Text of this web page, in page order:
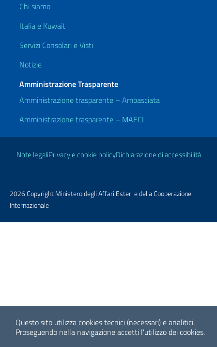
Questo sito utilizza cookies tecnici (necessari) e analitici.
Proseguendo nella navigazione accetti l'utilizzo dei cookies.
Chi siamo
Italia e Kuwait
Servizi Consolari e Visti
Notizie
Amministrazione Trasparente
Amministrazione trasparente – Ambasciata
Amministrazione trasparente – MAECI
Link Utili
Note legaliPrivacy e cookie policyDichiarazione di accessibilità
2026 Copyright Ministero degli Affari Esteri e della Cooperazione
Internazionale